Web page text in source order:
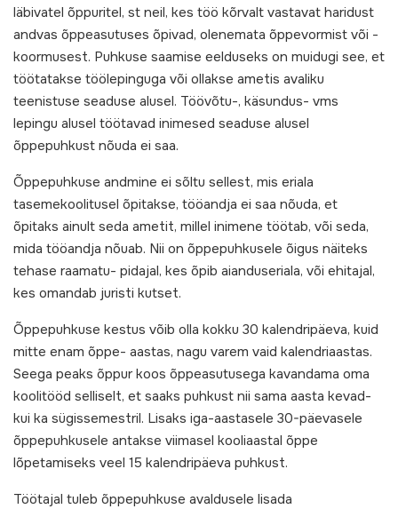
läbivatel õppuritel, st neil, kes töö kõrvalt vastavat haridust
andvas õppeasutuses õpivad, olenemata õppevormist või -
koormusest. Puhkuse saamise eelduseks on muidugi see, et
töötatakse töölepinguga või ollakse ametis avaliku
teenistuse seaduse alusel. Töövõtu-, käsundus- vms
lepingu alusel töötavad inimesed seaduse alusel
õppepuhkust nõuda ei saa.
Õppepuhkuse andmine ei sõltu sellest, mis eriala
tasemekoolitusel õpitakse, tööandja ei saa nõuda, et
õpitaks ainult seda ametit, millel inimene töötab, või seda,
mida tööandja nõuab. Nii on õppepuhkusele õigus näiteks
tehase raamatu- pidajal, kes õpib aianduseriala, või ehitajal,
kes omandab juristi kutset.
Õppepuhkuse kestus võib olla kokku 30 kalendripäeva, kuid
mitte enam õppe- aastas, nagu varem vaid kalendriaastas.
Seega peaks õppur koos õppeasutusega kavandama oma
koolitööd selliselt, et saaks puhkust nii sama aasta kevad-
kui ka sügissemestril. Lisaks iga-aastasele 30-päevasele
õppepuhkusele antakse viimasel kooliaastal õppe
lõpetamiseks veel 15 kalendripäeva puhkust.
Töötajal tuleb õppepuhkuse avaldusele lisada